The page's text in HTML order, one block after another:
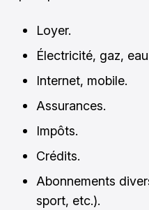
Loyer.
Électricité, gaz,
Internet, mobile.
Assurances.
Impôts.
Crédits.
Abonnements
sport, etc.).